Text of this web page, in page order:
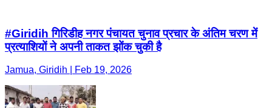
#Giridih गिरिडीह नगर पंचायत चुनाव प्रचार के अंतिम चरण में
प्रत्याशियों ने अपनी ताकत झोंक चुकी है
Jamua, Giridih | Feb 19, 2026